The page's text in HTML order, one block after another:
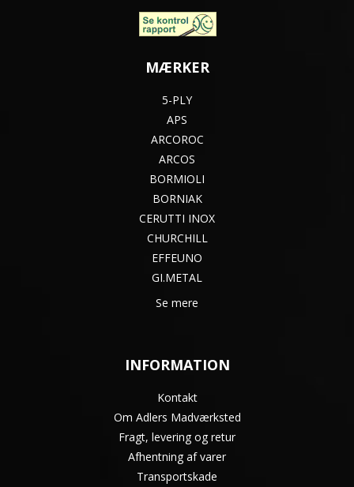
MÆRKER
5-PLY
APS
ARCOROC
ARCOS
BORMIOLI
BORNIAK
CERUTTI INOX
CHURCHILL
EFFEUNO
GI.METAL
Se mere
INFORMATION
Kontakt
Om Adlers Madværksted
Fragt, levering og retur
Afhentning af varer
Transportskade